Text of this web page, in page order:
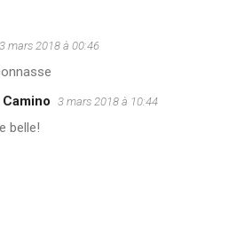
3 mars 2018 à 00:46
3 mars 2018 à 10:44
belle!